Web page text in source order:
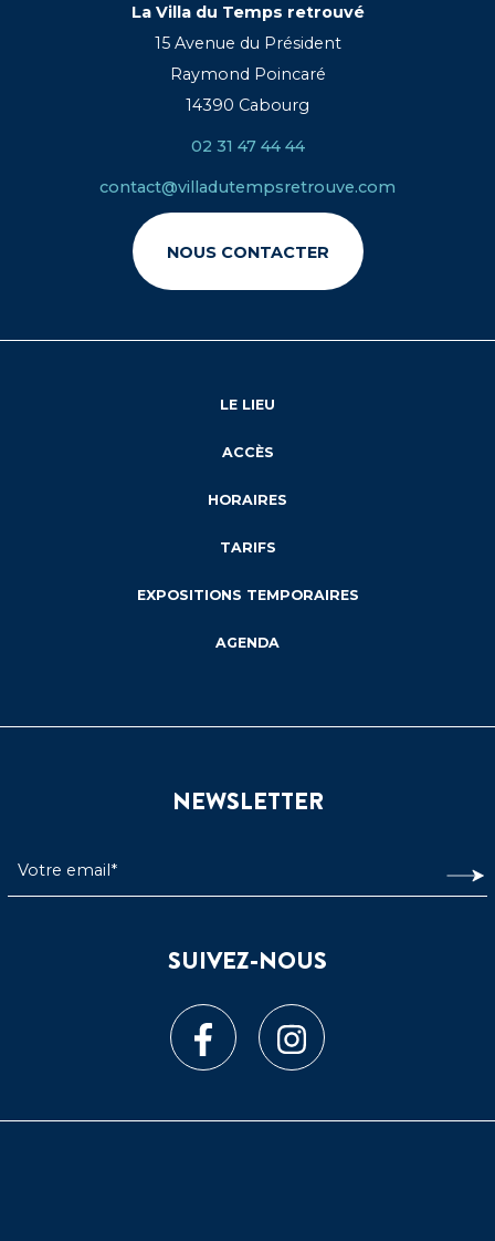
La Villa du Temps retrouvé
15 Avenue du Président
Raymond Poincaré
14390 Cabourg
02 31 47 44 44
contact@villadutempsretrouve.com
NOUS CONTACTER
LE LIEU
ACCÈS
HORAIRES
TARIFS
EXPOSITIONS TEMPORAIRES
AGENDA
NEWSLETTER
SUIVEZ-NOUS